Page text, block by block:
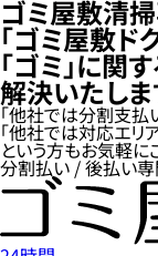
ゴミ屋敷清
「ゴミ屋敷ド
「ゴミ」に関
解決いたし
「他社では分割支払
「他社では対応エリ
という方もお気軽に
分割払い / 後払い